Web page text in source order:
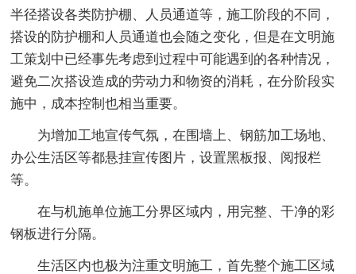
半径搭设各类防护棚、人员通道等，施工阶段的不同，
搭设的防护棚和人员通道也会随之变化，但是在文明施
工策划中已经事先考虑到过程中可能遇到的各种情况，
避免二次搭设造成的劳动力和物资的消耗，在分阶段实
施中，成本控制也相当重要。
为增加工地宣传气氛，在围墙上、钢筋加工场地、
办公生活区等都悬挂宣传图片，设置黑板报、阅报栏
等。
在与机施单位施工分界区域内，用完整、干净的彩
钢板进行分隔。
生活区内也极为注重文明施工，首先整个施工区域